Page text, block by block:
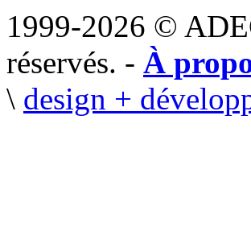
1999-2026 ©
réservés. - À
\ design +